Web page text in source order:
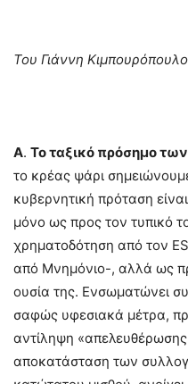
Του Γιάννη
Α. Το ταξικό πρόσημο
το κρέας ψάρι
κυβερνητική πρόταση
μόνο ως προς τον τυπικό
χρηματοδότηση από τον
από Μνημόνιο-, αλλά ως
ουσία της. Ενσωματώνει
σαφώς υφεσιακά μέτρα,
αντίληψη
αποκατάσταση των